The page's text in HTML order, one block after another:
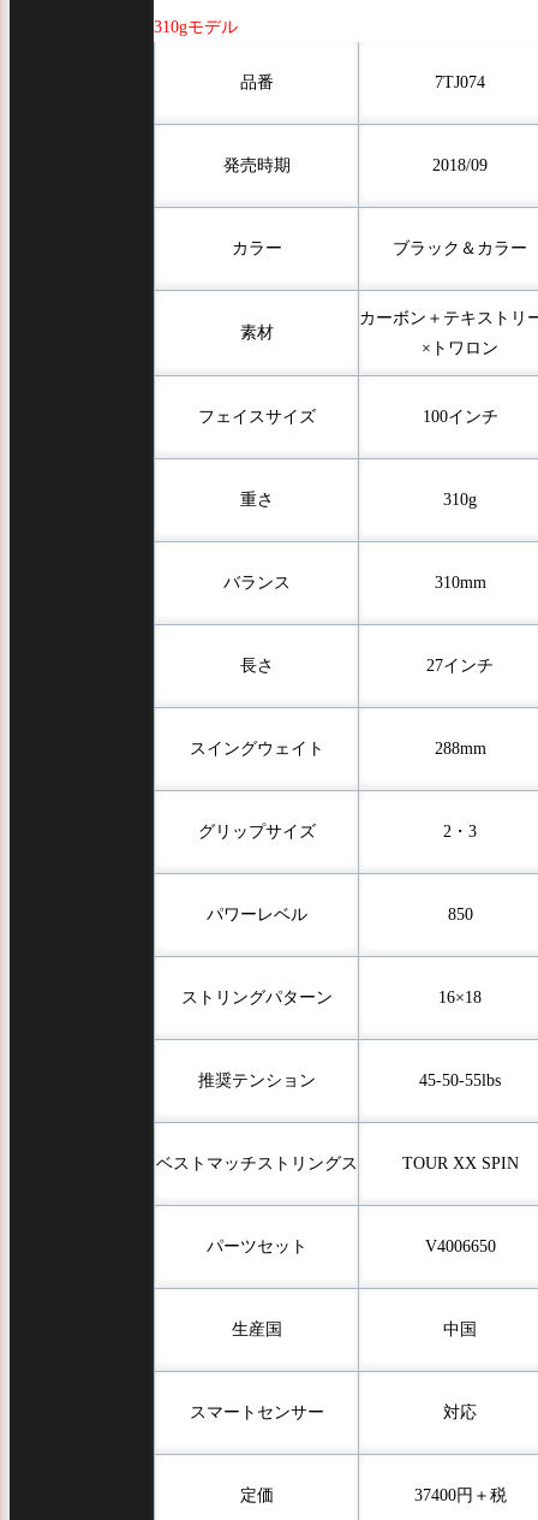
310gモデル
品番 7TJ074
発売時期 2018/09
カラー ブラック＆カラー
素材
カーボン＋テキストリ
×トワロン
フェイスサイズ 100インチ
重さ 310g
バランス 310mm
長さ 27インチ
スイングウェイト 288mm
グリップサイズ 2・3
パワーレベル 850
ストリングパターン 16×18
推奨テンション 45-50-55lbs
ベストマッチストリングス TOUR XX SPIN
パーツセット V4006650
生産国 中国
スマートセンサー 対応
定価 37400円＋税